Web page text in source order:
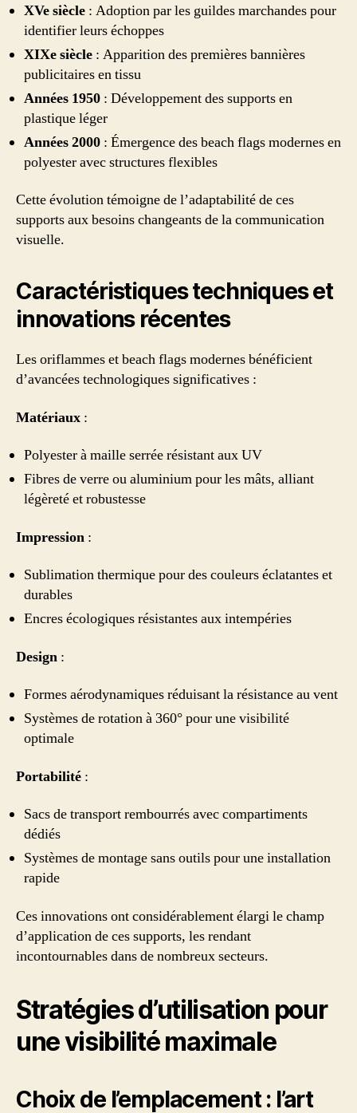
XVe siècle : Adoption par les guildes marchandes pour
identifier leurs échoppes
XIXe siècle : Apparition des premières bannières
publicitaires en tissu
Années 1950 : Développement des supports en
plastique léger
Années 2000 : Émergence des beach flags modernes en
polyester avec structures flexibles
Cette évolution témoigne de l’adaptabilité de ces
supports aux besoins changeants de la communication
visuelle.
Caractéristiques techniques et
innovations récentes
Les oriflammes et beach flags modernes bénéficient
d’avancées technologiques significatives :
Matériaux :
Polyester à maille serrée résistant aux UV
Fibres de verre ou aluminium pour les mâts, alliant
légèreté et robustesse
Impression :
Sublimation thermique pour des couleurs éclatantes et
durables
Encres écologiques résistantes aux intempéries
Design :
Formes aérodynamiques réduisant la résistance au vent
Systèmes de rotation à 360° pour une visibilité
optimale
Portabilité :
Sacs de transport rembourrés avec compartiments
dédiés
Systèmes de montage sans outils pour une installation
rapide
Ces innovations ont considérablement élargi le champ
d’application de ces supports, les rendant
incontournables dans de nombreux secteurs.
Stratégies d’utilisation pour
une visibilité maximale
Choix de l’emplacement : l’art